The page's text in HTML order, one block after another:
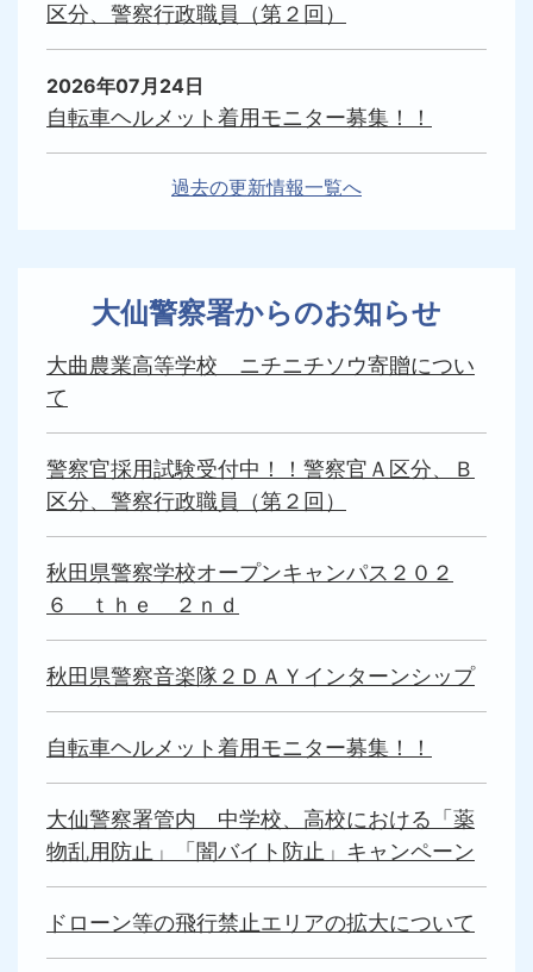
区分、警察行政職員（第２回）
2026年07月24日
自転車ヘルメット着用モニター募集！！
過去の更新情報一覧へ
大仙警察署からのお知らせ
大曲農業高等学校 ニチニチソウ寄贈につい
て
警察官採用試験受付中！！警察官Ａ区分、Ｂ
区分、警察行政職員（第２回）
秋田県警察学校オープンキャンパス２０２
６ ｔｈｅ ２ｎｄ
秋田県警察音楽隊２ＤＡＹインターンシップ
自転車ヘルメット着用モニター募集！！
大仙警察署管内 中学校、高校における「薬
物乱用防止」「闇バイト防止」キャンペーン
ドローン等の飛行禁止エリアの拡大について